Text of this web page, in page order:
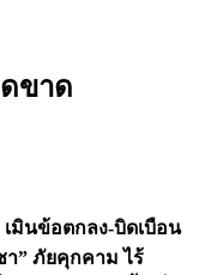
ขาด
มินข้อตกลง-บิดเบือน
” ภัยคุกคาม ไร้